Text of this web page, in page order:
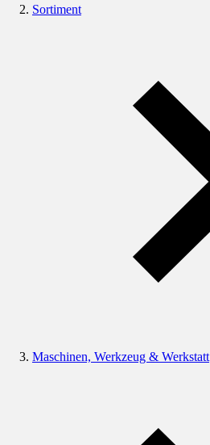
Sortiment
Maschinen, Werkzeug & Werkstatt